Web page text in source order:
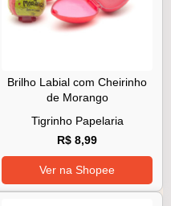
Brilho Labial com Cheirinho
de Morango
Tigrinho Papelaria
R$ 8,99
Ver na Shopee